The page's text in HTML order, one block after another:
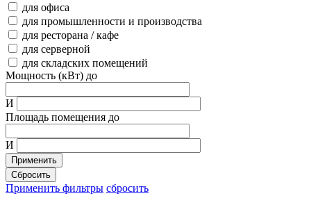
для офиса
для промышленности и производства
для ресторана / кафе
для серверной
для складских помещений
Мощность (кВт) до
И
Площадь помещения до
И
Применить
Сбросить
Применить фильтры сбросить